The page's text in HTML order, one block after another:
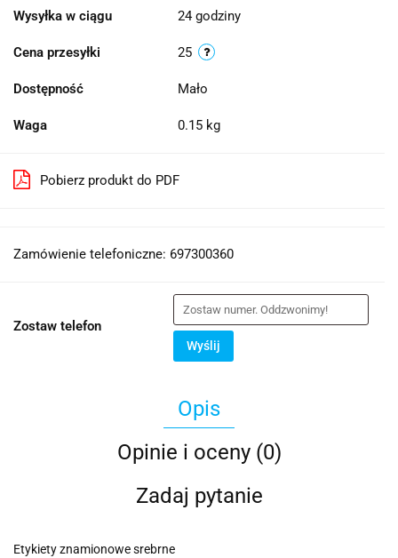
Wysyłka w ciągu 24 godziny
Cena przesyłki 25
Dostępność Mało
Waga 0.15 kg
Pobierz produkt do PDF
Zamówienie telefoniczne: 697300360
Zostaw telefon
Wyślij
Opis
Opinie i oceny (0)
Zadaj pytanie
Etykiety znamionowe srebrne